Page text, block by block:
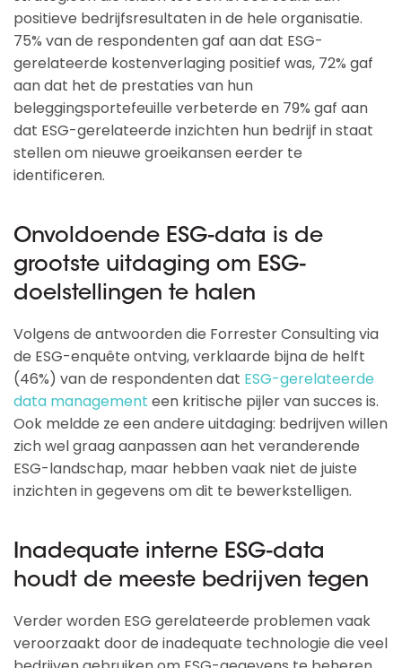
positieve bedrijfsresultaten in de hele organisatie.
75% van de respondenten gaf aan dat ESG-
gerelateerde kostenverlaging positief was, 72% gaf
aan dat het de prestaties van hun
beleggingsportefeuille verbeterde en 79% gaf aan
dat ESG-gerelateerde inzichten hun bedrijf in staat
stellen om nieuwe groeikansen eerder te
identificeren.
Onvoldoende ESG-data is de
grootste uitdaging om ESG-
doelstellingen te halen
Volgens de antwoorden die Forrester Consulting via
de ESG-enquête ontving, verklaarde bijna de helft
(46%) van de respondenten dat ESG-gerelateerde
data management een kritische pijler van succes is.
Ook meldde ze een andere uitdaging: bedrijven willen
zich wel graag aanpassen aan het veranderende
ESG-landschap, maar hebben vaak niet de juiste
inzichten in gegevens om dit te bewerkstelligen.
Inadequate interne ESG-data
houdt de meeste bedrijven tegen
Verder worden ESG gerelateerde problemen vaak
veroorzaakt door de inadequate technologie die veel